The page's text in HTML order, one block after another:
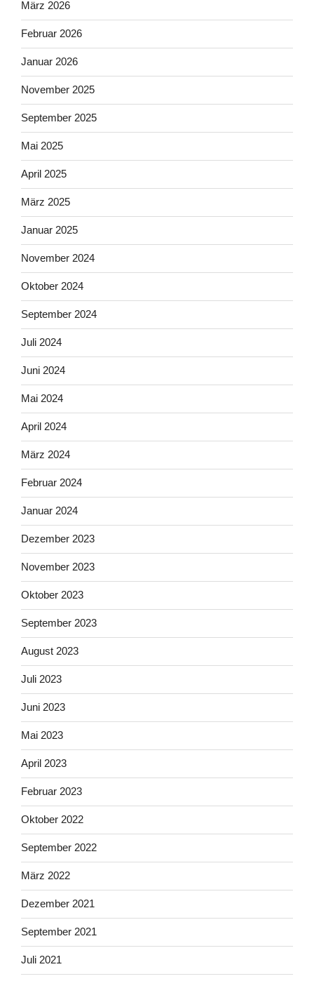
März 2026
Februar 2026
Januar 2026
November 2025
September 2025
Mai 2025
April 2025
März 2025
Januar 2025
November 2024
Oktober 2024
September 2024
Juli 2024
Juni 2024
Mai 2024
April 2024
März 2024
Februar 2024
Januar 2024
Dezember 2023
November 2023
Oktober 2023
September 2023
August 2023
Juli 2023
Juni 2023
Mai 2023
April 2023
Februar 2023
Oktober 2022
September 2022
März 2022
Dezember 2021
September 2021
Juli 2021